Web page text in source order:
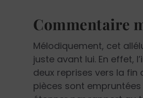
Commentaire
Mélodiquement, cet
juste avant lui. En effet,
deux reprises vers la
pièces sont empruntées